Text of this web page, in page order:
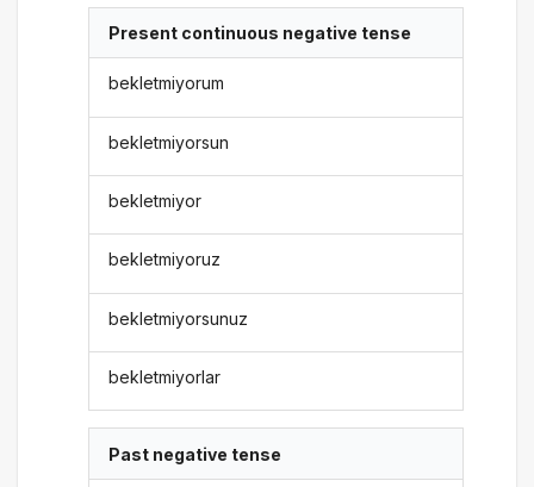
Present continuous negative tense
bekletmiyorum
bekletmiyorsun
bekletmiyor
bekletmiyoruz
bekletmiyorsunuz
bekletmiyorlar
Past negative tense